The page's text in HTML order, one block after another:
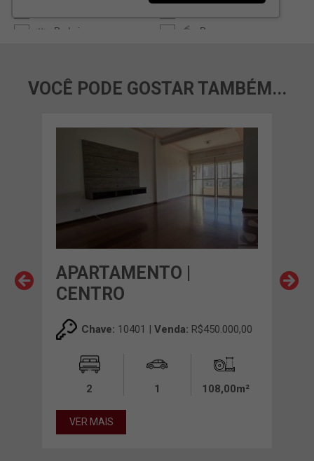
VOCÊ PODE GOSTAR TAMBÉM...
APARTAMENTO |
CENTRO
Chave: 10401 | Venda: R$450.000,00
2 1 108,00m²
VER MAIS